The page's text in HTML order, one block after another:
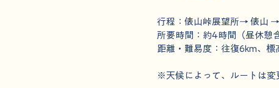
行程：俵山峠展望所→ 俵山
所要時間：約4時間（昼休憩
距離・難易度：往復6km、
※天候によって、ルートは変